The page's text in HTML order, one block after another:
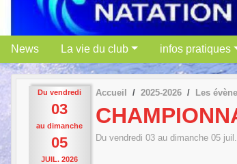
News La vie du club infos pratiques
Du vendredi
03
au dimanche
05
JUIL. 2026
Accueil 2025-2026 Les
Du vendredi 03 au dimanche 05 juil.